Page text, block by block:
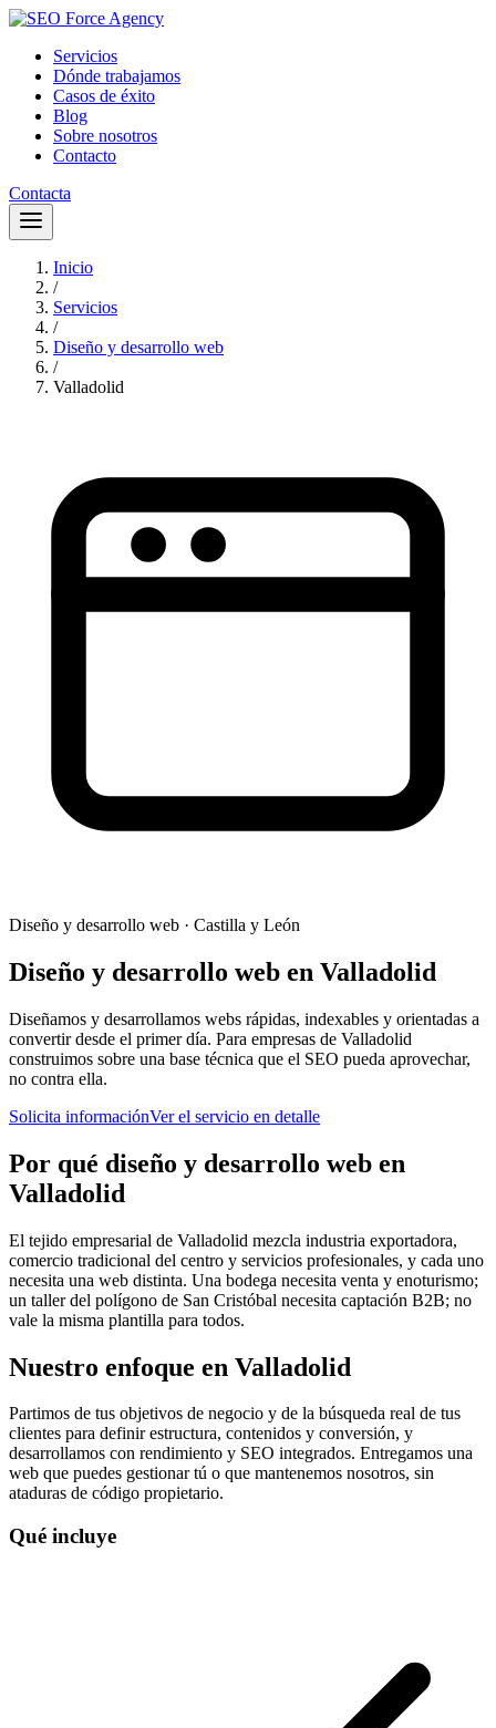
Servicios
Dónde trabajamos
Casos de éxito
Blog
Sobre nosotros
Contacto
Contacta
Inicio
/
Servicios
/
Diseño y desarrollo web
/
Valladolid
Diseño y desarrollo web · Castilla y León
Diseño y desarrollo web en Valladolid
Diseñamos y desarrollamos webs rápidas, indexables y orientadas a
convertir desde el primer día. Para empresas de Valladolid
construimos sobre una base técnica que el SEO pueda aprovechar,
no contra ella.
Solicita informaciónVer el servicio en detalle
Por qué diseño y desarrollo web en
Valladolid
El tejido empresarial de Valladolid mezcla industria exportadora,
comercio tradicional del centro y servicios profesionales, y cada uno
necesita una web distinta. Una bodega necesita venta y enoturismo;
un taller del polígono de San Cristóbal necesita captación B2B; no
vale la misma plantilla para todos.
Nuestro enfoque en Valladolid
Partimos de tus objetivos de negocio y de la búsqueda real de tus
clientes para definir estructura, contenidos y conversión, y
desarrollamos con rendimiento y SEO integrados. Entregamos una
web que puedes gestionar tú o que mantenemos nosotros, sin
ataduras de código propietario.
Qué incluye